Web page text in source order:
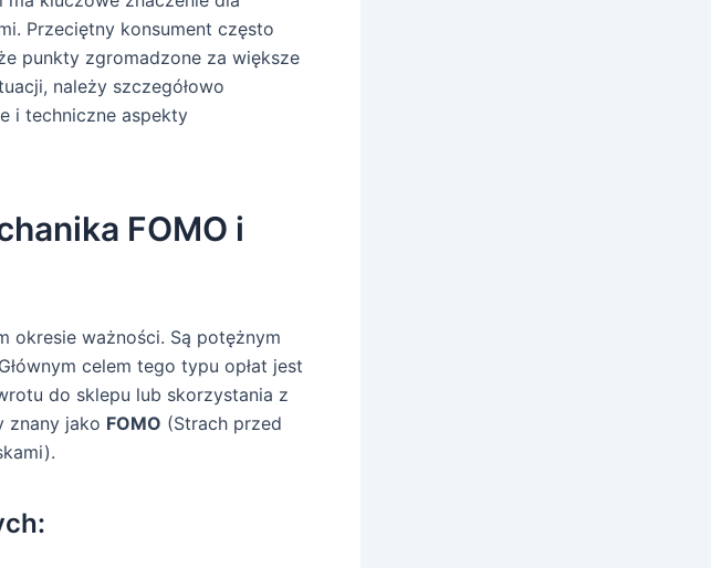
Przeciętny konsument często
punkty zgromadzone za większe
należy szczegółowo
i techniczne aspekty
FOMO i
okresie ważności. Są potężnym
celem tego typu opłat jest
do sklepu lub skorzystania z
znany jako FOMO (Strach przed